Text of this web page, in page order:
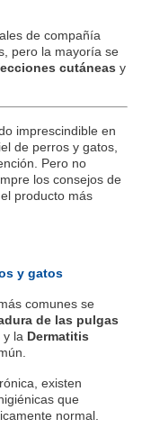
de compañía
pero la mayoría se
cutáneas y
imprescindible en
de perros y gatos,
Pero no
los consejos de
producto más
y gatos
comunes se
de las pulgas
y la Dermatitis
existen
que
normal.